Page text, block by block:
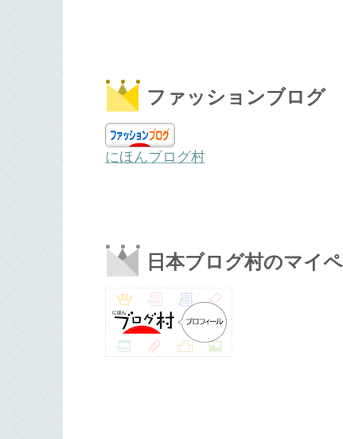
ファッションブログ
にほんブログ村
日本ブログ村のマイ